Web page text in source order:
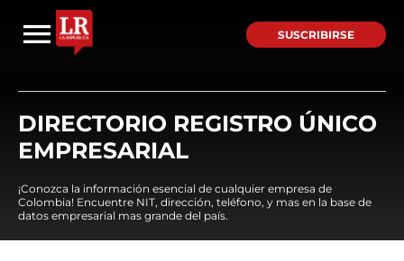
SUSCRIBIRSE
DIRECTORIO REGISTRO ÚNICO
EMPRESARIAL
¡Conozca la información esencial de cualquier empresa de
Colombia! Encuentre NIT, dirección, teléfono, y mas en la base de
datos empresarial mas grande del país.